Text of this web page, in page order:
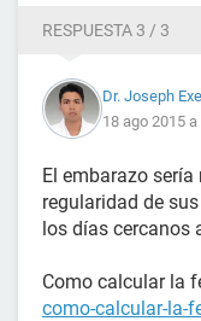
RESPUESTA 3 / 3
Dr. Joseph
18 ago 2015
El embarazo
regularidad de
los días cercanos
Como calcular la
como-calcular-la-